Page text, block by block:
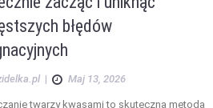
błędów
| Maj 13, 2026
twarzy kwasami to skuteczna metoda